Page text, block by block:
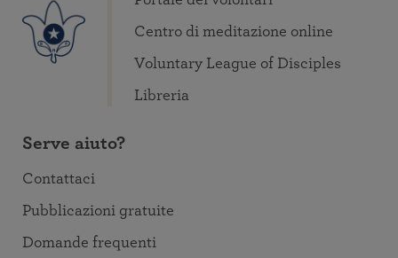
Centro di meditazione online
Voluntary League of Disciples
Libreria
Serve aiuto?
Contattaci
Pubblicazioni gratuite
Domande frequenti